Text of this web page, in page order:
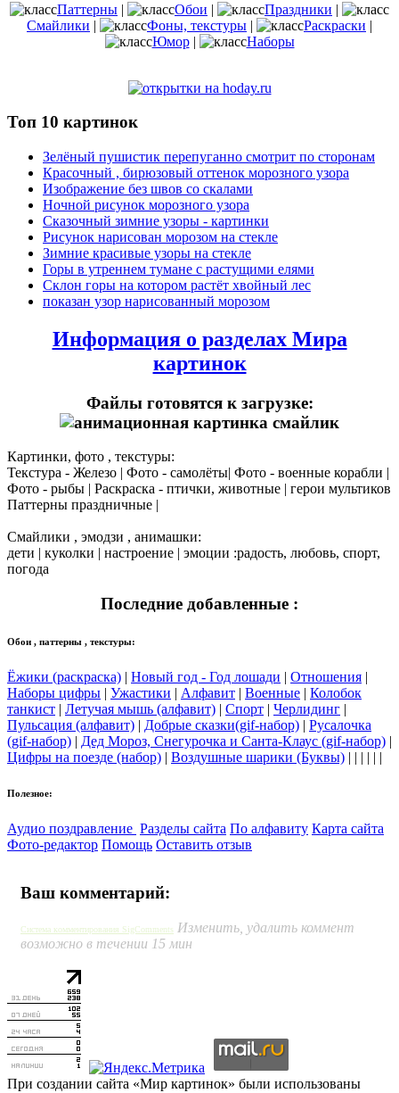
Паттерны | Обои | Праздники |
Смайлики | Фоны, текстуры | Раскраски |
Юмор| Наборы
Топ 10 картинок
Зелёный пушистик перепуганно смотрит по сторонам
Красочный , бирюзовый оттенок морозного узора
Изображение без швов со скалами
Ночной рисунок морозного узора
Сказочный зимние узоры - картинки
Рисунок нарисован морозом на стекле
Зимние красивые узоры на стекле
Горы в утреннем тумане с растущими елями
Склон горы на котором растёт хвойный лес
показан узор нарисованный морозом
Информация о разделах Мира
картинок
Файлы готовятся к загрузке:
Картинки, фото , текстуры:
Текстура - Железо | Фото - самолёты| Фото - военные корабли |
Фото - рыбы | Раскраска - птички, животные | герои мультиков
Паттерны праздничные |
Смайлики , эмодзи , анимашки:
дети | куколки | настроение | эмоции :радость, любовь, спорт,
погода
Последние добавленные :
Обои , паттерны , текстуры:
Ёжики (раскраска) | Новый год - Год лошади | Отношения |
Наборы цифры | Ужастики | Алфавит | Военные | Колобок
танкист | Летучая мышь (алфавит) | Спорт | Черлидинг |
Пульсация (алфавит) | Добрые сказки(gif-набор) | Русалочка
(gif-набор) | Дед Мороз, Снегурочка и Санта-Клаус (gif-набор) |
Цифры на поезде (набор) | Воздушные шарики (Буквы) | | | | | |
Полезное:
Аудио поздравление Разделы сайта По алфавиту Карта сайта
Фото-редактор Помощь Оставить отзыв
Ваш комментарий:
Система комментирования SigComments Изменить, удалить коммент
возможно в течении 15 мин
При создании сайта «Мир картинок» были использованы